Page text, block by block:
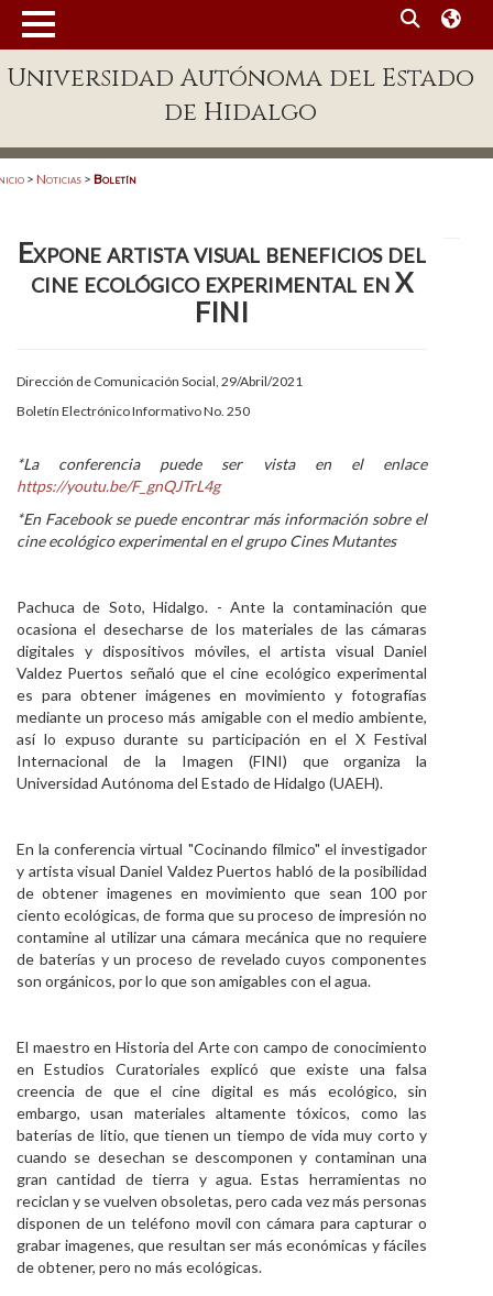
Enlaces
Patronato
Acreditación Internacional
Aspirantes
Personal
Visitantes
Universidad Autónoma del Estado
de Hidalgo
> Noticias > Boletín
Expone artista visual beneficios del
cine ecológico experimental en X
FINI
Dirección de Comunicación Social, 29/Abril/2021
Boletín Electrónico Informativo No. 250
*La conferencia puede ser vista en el enlace
https://youtu.be/F_gnQJTrL4g
*En Facebook se puede encontrar más información sobre el
cine ecológico experimental en el grupo Cines Mutantes
Pachuca de Soto, Hidalgo. - Ante la contaminación que
ocasiona el desecharse de los materiales de las cámaras
digitales y dispositivos móviles, el artista visual Daniel
Valdez Puertos señaló que el cine ecológico experimental
es para obtener imágenes en movimiento y fotografías
mediante un proceso más amigable con el medio ambiente,
así lo expuso durante su participación en el X Festival
Internacional de la Imagen (FINI) que organiza la
Universidad Autónoma del Estado de Hidalgo (UAEH).
En la conferencia virtual "Cocinando fílmico" el investigador
y artista visual Daniel Valdez Puertos habló de la posibilidad
de obtener imagenes en movimiento que sean 100 por
ciento ecológicas, de forma que su proceso de impresión no
contamine al utilizar una cámara mecánica que no requiere
de baterías y un proceso de revelado cuyos componentes
son orgánicos, por lo que son amigables con el agua.
El maestro en Historia del Arte con campo de conocimiento
en Estudios Curatoriales explicó que existe una falsa
creencia de que el cine digital es más ecológico, sin
embargo, usan materiales altamente tóxicos, como las
baterías de litio, que tienen un tiempo de vida muy corto y
cuando se desechan se descomponen y contaminan una
gran cantidad de tierra y agua. Estas herramientas no
reciclan y se vuelven obsoletas, pero cada vez más personas
disponen de un teléfono movil con cámara para capturar o
grabar imagenes, que resultan ser más económicas y fáciles
de obtener, pero no más ecológicas.